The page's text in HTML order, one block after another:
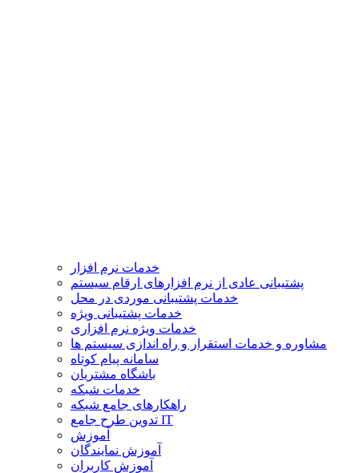
خدمات نرم افزار
پشتیبانی عادی از نرم افزارهای ارقام سیستم
خدمات پشتیبانی موردی در محل
خدمات پشتیبانی ویژه
خدمات ویژه نرم افزاری
مشاوره و خدمات استقرار و راه اندازی سیستم ها
سامانه پیام کوتاه
باشگاه مشتریان
خدمات شبکه
راهکارهای جامع شبکه
تدوین طرح جامع IT
آموزش
آموزش نمایندگان
آموزش کاربران